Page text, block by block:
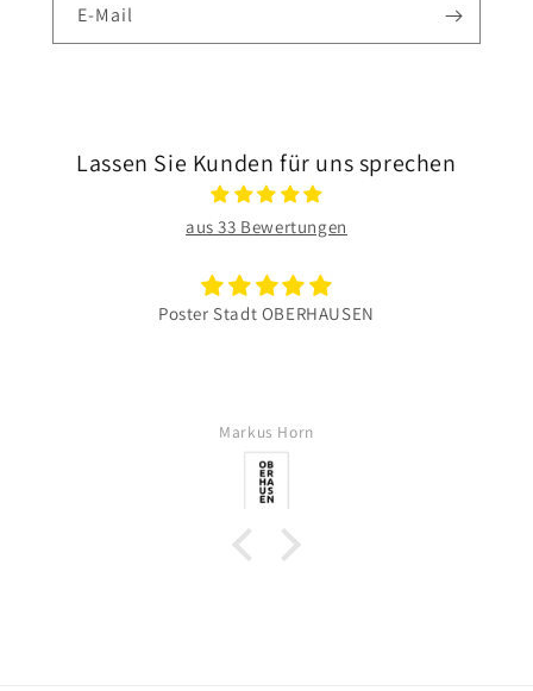
E-Mail
Lassen Sie Kunden für uns sprechen
aus 33 Bewertungen
Poster Stadt OBERHAUSEN
Markus Horn